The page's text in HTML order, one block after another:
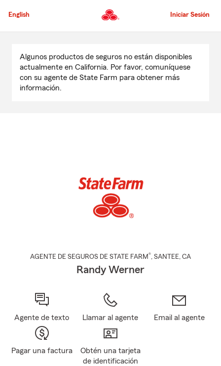
al
principal
English Iniciar Sesión
contenido
principal
Algunos productos de seguros no están disponibles
actualmente en California. Por favor, comuníquese
con su agente de State Farm para obtener más
información.
AGENTE DE SEGUROS DE STATE FARM®, SANTEE, CA
Randy Werner
Agente de texto Llamar al agente Email al agente
Pagar una factura
Obtén una tarjeta
de identificación